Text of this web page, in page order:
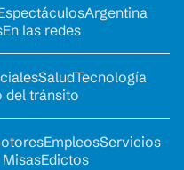
Argentina
En las redes
SaludTecnología
del tránsito
EmpleosServicios
Edictos